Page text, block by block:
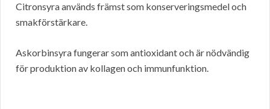
Citronsyra används främst som konserveringsmedel och
smakförstärkare.
Askorbinsyra fungerar som antioxidant och är nödvändig
för produktion av kollagen och immunfunktion.